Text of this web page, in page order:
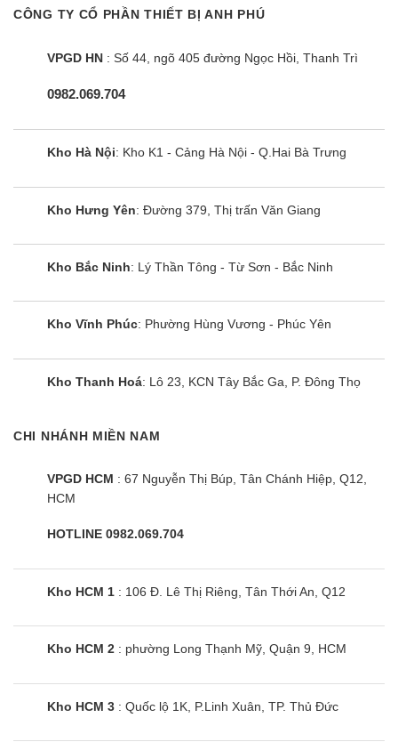
CÔNG TY CỔ PHẦN THIẾT BỊ ANH PHÚ
VPGD HN : Số 44, ngõ 405 đường Ngọc Hồi, Thanh Trì
0982.069.704
Kho Hà Nội: Kho K1 - Cảng Hà Nội - Q.Hai Bà Trưng
Kho Hưng Yên: Đường 379, Thị trấn Văn Giang
Kho Bắc Ninh: Lý Thần Tông - Từ Sơn - Bắc Ninh
Kho Vĩnh Phúc: Phường Hùng Vương - Phúc Yên
Kho Thanh Hoá: Lô 23, KCN Tây Bắc Ga, P. Đông Thọ
CHI NHÁNH MIỀN NAM
VPGD HCM : 67 Nguyễn Thị Búp, Tân Chánh Hiệp, Q12,
HCM
HOTLINE 0982.069.704
Kho HCM 1 : 106 Đ. Lê Thị Riêng, Tân Thới An, Q12
Kho HCM 2 : phường Long Thạnh Mỹ, Quận 9, HCM
Kho HCM 3 : Quốc lộ 1K, P.Linh Xuân, TP. Thủ Đức